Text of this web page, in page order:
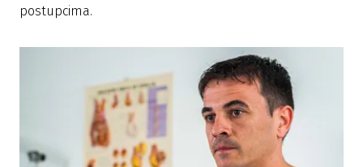
postupcima.